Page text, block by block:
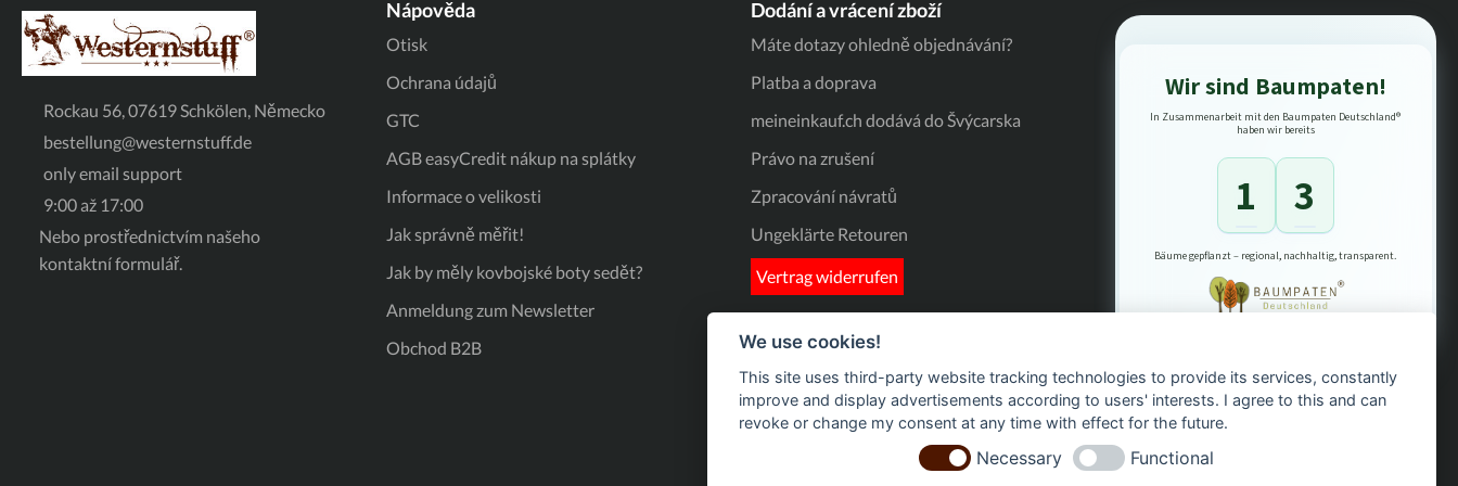
Rockau 56, 07619 Schkölen, Německo
bestellung@westernstuff.de
only email support
9:00 až 17:00
Nebo prostřednictvím našeho
kontaktní formulář.
Nápověda
Otisk
Ochrana údajů
GTC
AGB easyCredit nákup na splátky
Informace o velikosti
Jak správně měřit!
Jak by měly kovbojské boty sedět?
Anmeldung zum Newsletter
Obchod B2B
Dodání a vrácení zboží
Máte dotazy ohledně objednávání?
Platba a doprava
meineinkauf.ch dodává do Švýcarska
Právo na zrušení
Zpracování návratů
Ungeklärte Retouren
Vertrag widerrufen
Wir sind Baumpaten!
In Zusammenarbeit mit den Baumpaten Deutschland®
haben wir bereits
1 3
Bäume gepflanzt – regional, nachhaltig, transparent.
We use cookies!
This site uses third-party website tracking technologies to provide its services, constantly
improve and display advertisements according to users' interests. I agree to this and can
revoke or change my consent at any time with effect for the future.
Necessary Functional